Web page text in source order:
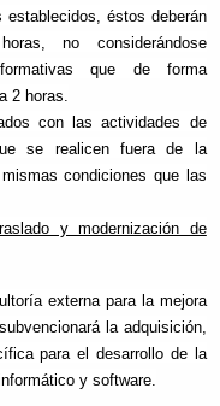
éstos deberán
no considerándose
formativas que de forma
2 horas.
con las actividades de
se realicen fuera de la
condiciones que las
y modernización de
externa para la mejora
la adquisición,
para el desarrollo de la
y software.